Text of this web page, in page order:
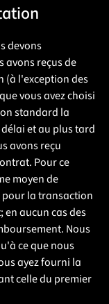
devons
avons reçus de
(à l'exception des
vous avez choisi
standard la
et au plus tard
avons reçu
Pour ce
moyen de
pour la transaction
aucun cas des
Nous
ce que nous
ayez fourni la
celle du premier